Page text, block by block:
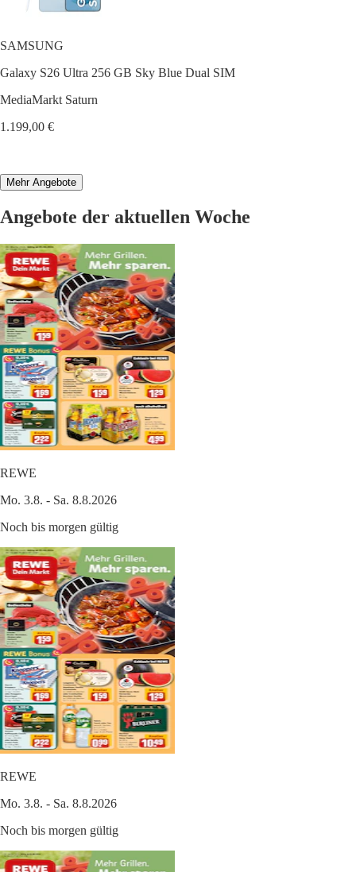
SAMSUNG
Galaxy S26 Ultra 256 GB Sky Blue Dual SIM
MediaMarkt Saturn
1.199,00 €
Mehr Angebote
Angebote der aktuellen Woche
REWE
Mo. 3.8. - Sa. 8.8.2026
Noch bis morgen gültig
REWE
Mo. 3.8. - Sa. 8.8.2026
Noch bis morgen gültig